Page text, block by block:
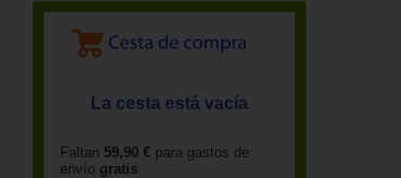
La cesta está vacía
Faltan 59,90 € para gastos de
envío gratis